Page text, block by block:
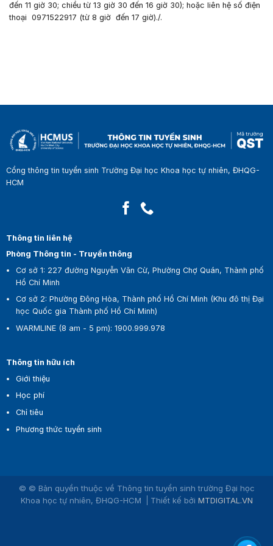
đến 11 giờ 30; chiều từ 13 giờ 30 đến 16 giờ 30); hoặc liên hệ số điện
thoại 0971522917 (từ 8 giờ đến 17 giờ)./.
Cổng thông tin tuyển sinh Trường Đại học Khoa học tự nhiên, ĐHQG-
HCM
Thông tin liên hệ
Phòng Thông tin - Truyền thông
Cơ sở 1: 227 đường Nguyễn Văn Cừ, Phường Chợ Quán, Thành phố
Hồ Chí Minh
Cơ sở 2: Phường Đông Hòa, Thành phố Hồ Chí Minh (Khu đô thị Đại
học Quốc gia Thành phố Hồ Chí Minh)
WARMLINE (8 am - 5 pm):1900.999.978
Thông tin hữu ích
Giới thiệu
Học phí
Chỉ tiêu
Phương thức tuyển sinh
© © Bản quyền thuộc về Thông tin tuyển sinh trường Đại học
Khoa học tự nhiên, ĐHQG-HCM
Thiết kế bởi MTDIGITAL.VN